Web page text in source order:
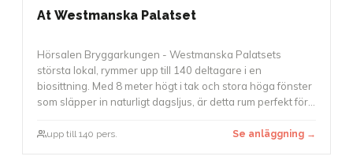
At Westmanska Palatset
Hörsalen Bryggarkungen - Westmanska Palatsets
största lokal, rymmer upp till 140 deltagare i en
biosittning. Med 8 meter högt i tak och stora höga fönster
som släpper in naturligt dagsljus, är detta rum perfekt för
paneldebatter. Den exceptionella akustiken möjliggör
upp till 140 pers. Se anläggning →